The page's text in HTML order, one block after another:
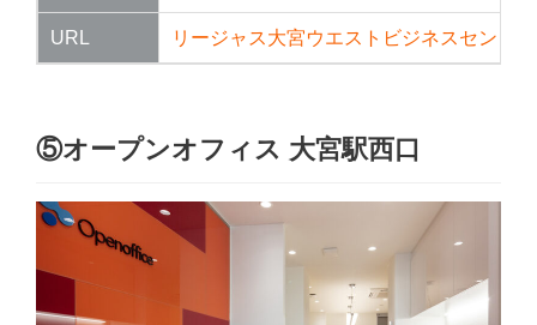
URL リージャス大宮ウエストビジネスセンター
⑤オープンオフィス 大宮駅西口